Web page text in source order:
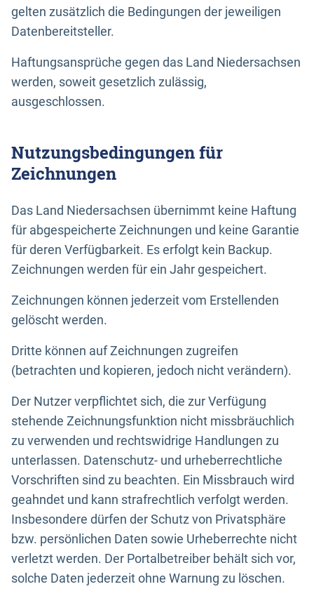
gelten zusätzlich die Bedingungen der jeweiligen
Datenbereitsteller.
Haftungsansprüche gegen das Land Niedersachsen
werden, soweit gesetzlich zulässig,
ausgeschlossen.
Nutzungsbedingungen für
Zeichnungen
Das Land Niedersachsen übernimmt keine Haftung
für abgespeicherte Zeichnungen und keine Garantie
für deren Verfügbarkeit. Es erfolgt kein Backup.
Zeichnungen werden für ein Jahr gespeichert.
Zeichnungen können jederzeit vom Erstellenden
gelöscht werden.
Dritte können auf Zeichnungen zugreifen
(betrachten und kopieren, jedoch nicht verändern).
Der Nutzer verpflichtet sich, die zur Verfügung
stehende Zeichnungsfunktion nicht missbräuchlich
zu verwenden und rechtswidrige Handlungen zu
unterlassen. Datenschutz- und urheberrechtliche
Vorschriften sind zu beachten. Ein Missbrauch wird
geahndet und kann strafrechtlich verfolgt werden.
Insbesondere dürfen der Schutz von Privatsphäre
bzw. persönlichen Daten sowie Urheberrechte nicht
verletzt werden. Der Portalbetreiber behält sich vor,
solche Daten jederzeit ohne Warnung zu löschen.